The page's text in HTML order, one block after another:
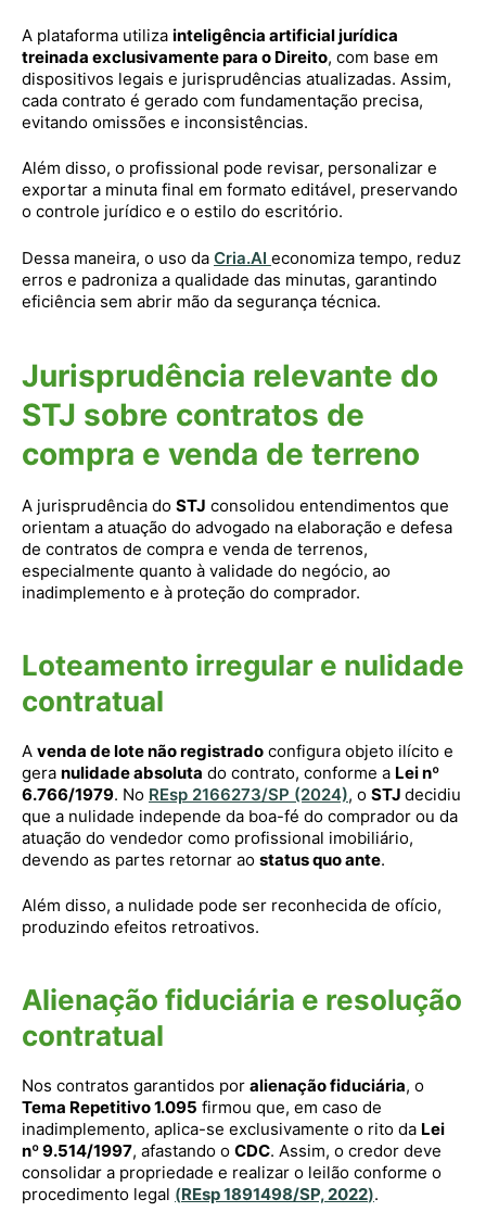
A plataforma utiliza inteligência artificial jurídica
treinada exclusivamente para o Direito, com base em
dispositivos legais e jurisprudências atualizadas. Assim,
cada contrato é gerado com fundamentação precisa,
evitando omissões e inconsistências.
Além disso, o profissional pode revisar, personalizar e
exportar a minuta final em formato editável, preservando
o controle jurídico e o estilo do escritório.
Dessa maneira, o uso da Cria.AI economiza tempo, reduz
erros e padroniza a qualidade das minutas, garantindo
eficiência sem abrir mão da segurança técnica.
Jurisprudência relevante do
STJ sobre contratos de
compra e venda de terreno
A jurisprudência do STJ consolidou entendimentos que
orientam a atuação do advogado na elaboração e defesa
de contratos de compra e venda de terrenos,
especialmente quanto à validade do negócio, ao
inadimplemento e à proteção do comprador.
Loteamento irregular e nulidade
contratual
A venda de lote não registrado configura objeto ilícito e
gera nulidade absoluta do contrato, conforme a Lei nº
6.766/1979. No REsp 2166273/SP (2024), o STJ decidiu
que a nulidade independe da boa-fé do comprador ou da
atuação do vendedor como profissional imobiliário,
devendo as partes retornar ao status quo ante.
Além disso, a nulidade pode ser reconhecida de ofício,
produzindo efeitos retroativos.
Alienação fiduciária e resolução
contratual
Nos contratos garantidos por alienação fiduciária, o
Tema Repetitivo 1.095 firmou que, em caso de
inadimplemento, aplica-se exclusivamente o rito da Lei
nº 9.514/1997, afastando o CDC. Assim, o credor deve
consolidar a propriedade e realizar o leilão conforme o
procedimento legal (REsp 1891498/SP, 2022).